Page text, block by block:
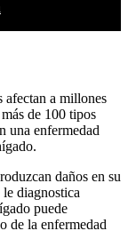
afectan a millones
de 100 tipos
una enfermedad
daños en su
diagnostica
puede
de la enfermedad